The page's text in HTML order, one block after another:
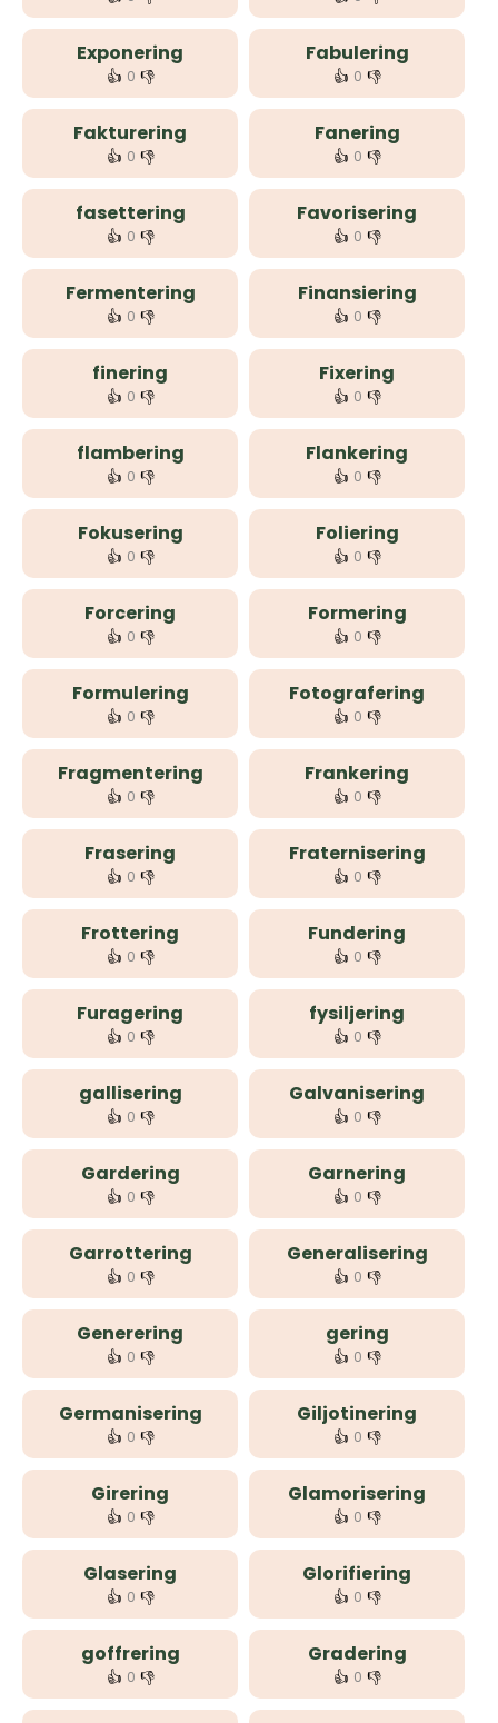
Exponering
👍 0 👎
Fabulering
👍 0 👎
Fakturering
👍 0 👎
Fanering
👍 0 👎
fasettering
👍 0 👎
Favorisering
👍 0 👎
Fermentering
👍 0 👎
Finansiering
👍 0 👎
finering
👍 0 👎
Fixering
👍 0 👎
flambering
👍 0 👎
Flankering
👍 0 👎
Fokusering
👍 0 👎
Foliering
👍 0 👎
Forcering
👍 0 👎
Formering
👍 0 👎
Formulering
👍 0 👎
Fotografering
👍 0 👎
Fragmentering
👍 0 👎
Frankering
👍 0 👎
Frasering
👍 0 👎
Fraternisering
👍 0 👎
Frottering
👍 0 👎
Fundering
👍 0 👎
Furagering
👍 0 👎
fysiljering
👍 0 👎
gallisering
👍 0 👎
Galvanisering
👍 0 👎
Gardering
👍 0 👎
Garnering
👍 0 👎
Garrottering
👍 0 👎
Generalisering
👍 0 👎
Generering
👍 0 👎
gering
👍 0 👎
Germanisering
👍 0 👎
Giljotinering
👍 0 👎
Girering
👍 0 👎
Glamorisering
👍 0 👎
Glasering
👍 0 👎
Glorifiering
👍 0 👎
goffrering
👍 0 👎
Gradering
👍 0 👎